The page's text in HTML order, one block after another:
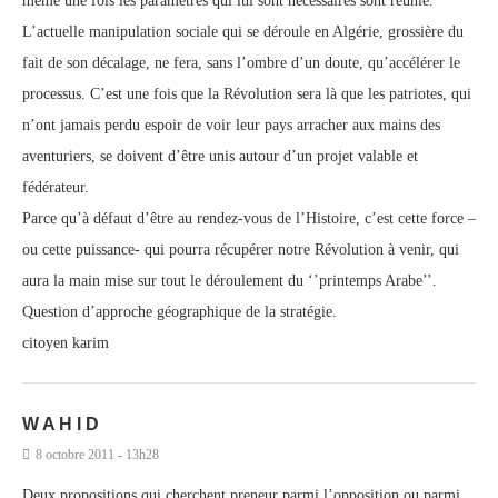
L’actuelle manipulation sociale qui se déroule en Algérie, grossière du
fait de son décalage, ne fera, sans l’ombre d’un doute, qu’accélérer le
processus. C’est une fois que la Révolution sera là que les patriotes, qui
n’ont jamais perdu espoir de voir leur pays arracher aux mains des
aventuriers, se doivent d’être unis autour d’un projet valable et
fédérateur.
Parce qu’à défaut d’être au rendez-vous de l’Histoire, c’est cette force –
ou cette puissance- qui pourra récupérer notre Révolution à venir, qui
aura la main mise sur tout le déroulement du ‘’printemps Arabe’’.
Question d’approche géographique de la stratégie.
citoyen karim
W A H I D
8 octobre 2011 - 13h28